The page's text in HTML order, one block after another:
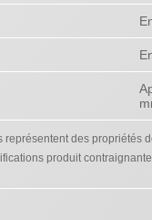
représentent des propriétés
produit